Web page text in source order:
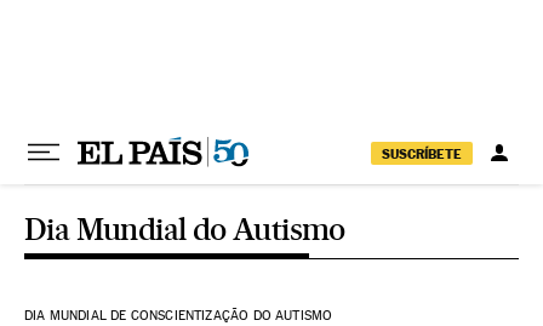
SUSCRÍBETE
Dia Mundial do Autismo
DIA MUNDIAL DE CONSCIENTIZAÇÃO DO AUTISMO